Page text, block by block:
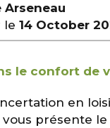
Arseneau
le 14 October
le confort de
en
présente